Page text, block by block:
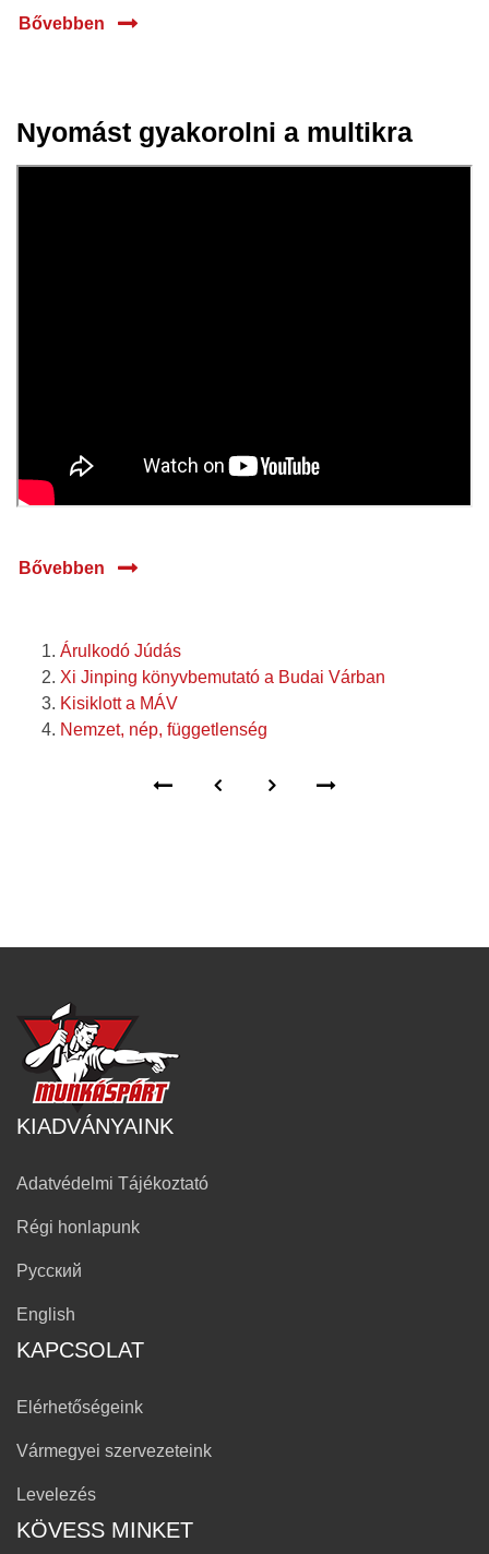
Bővebben
20 nov.
Nyomást gyakorolni a multikra
Bővebben
Árulkodó Júdás
Xi Jinping könyvbemutató a Budai Várban
Kisiklott a MÁV
Nemzet, nép, függetlenség
KIADVÁNYAINK
Adatvédelmi Tájékoztató
Régi honlapunk
Русский
English
KAPCSOLAT
Elérhetőségeink
Vármegyei szervezeteink
Levelezés
KÖVESS MINKET